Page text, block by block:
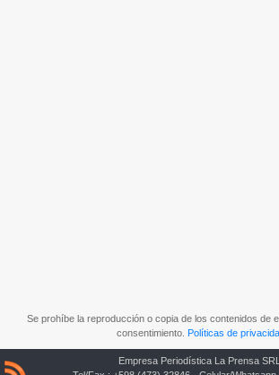
Se prohíbe la reproducción o copia de los contenidos de
consentimiento. Políticas de
Empresa Periodística La Prensa SRL.